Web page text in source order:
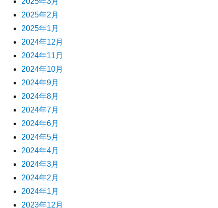
2025年2月
2025年1月
2024年12月
2024年11月
2024年10月
2024年9月
2024年8月
2024年7月
2024年6月
2024年5月
2024年4月
2024年3月
2024年2月
2024年1月
2023年12月